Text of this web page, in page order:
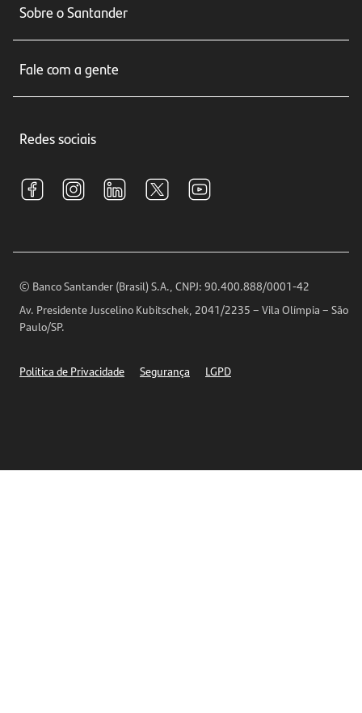
Seguros
Crédito e Financiamentos
Investimentos
Sobre o Santander
Relações com Investidores
Fale com a gente
Central de Renegociação
S.A.C
Encontre nossas agências
Horários de Atendimento
Telefones
Redes sociais
© Banco Santander (Brasil) S.A., CNPJ: 90.400.888/0001-42
Av. Presidente Juscelino Kubitschek, 2041/2235 – Vila Olímpia – São
Paulo/SP.
Política de Privacidade Segurança LGPD